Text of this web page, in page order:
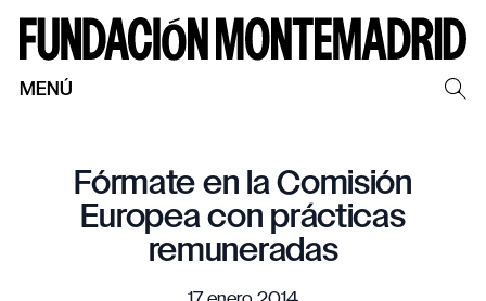
MENÚ
Fórmate en la Comisión
Europea con prácticas
remuneradas